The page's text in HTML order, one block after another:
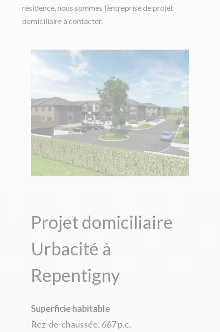
résidence, nous sommes l’entreprise de projet
domiciliaire à contacter.
Projet domiciliaire
Urbacité à
Repentigny
Superficie habitable
Rez-de-chaussée: 667 p.c.